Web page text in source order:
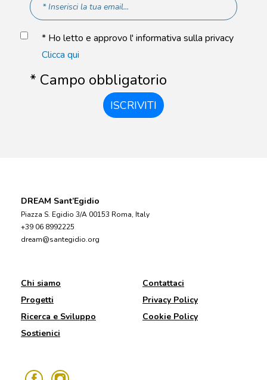
* Ho letto e approvo l' informativa sulla privacy
Clicca qui
* Campo obbligatorio
ISCRIVITI
DREAM Sant’Egidio
Piazza S. Egidio 3/A 00153 Roma, Italy
+39 06 8992225
dream@santegidio.org
Chi siamo
Progetti
Ricerca e Sviluppo
Sostienici
Contattaci
Privacy Policy
Cookie Policy